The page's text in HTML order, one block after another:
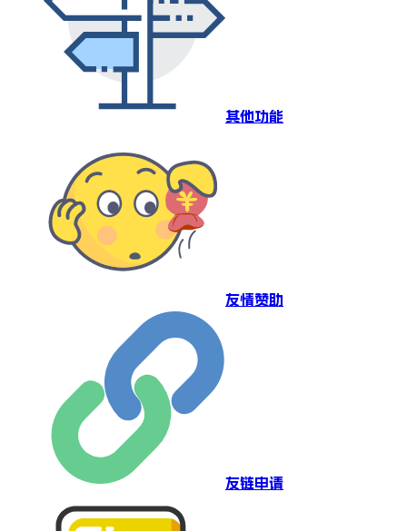
其他功能
友情赞助
友链申请